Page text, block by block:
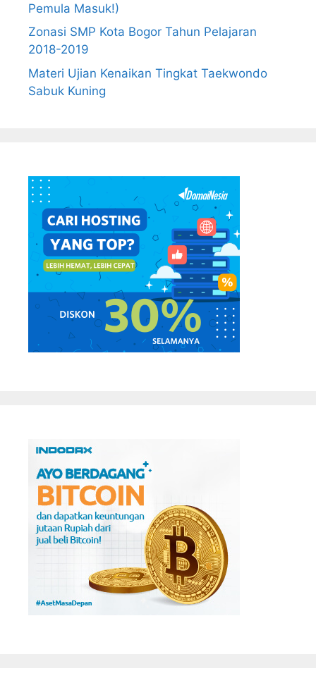
Pemula Masuk!)
Zonasi SMP Kota Bogor Tahun Pelajaran
2018-2019
Materi Ujian Kenaikan Tingkat Taekwondo
Sabuk Kuning